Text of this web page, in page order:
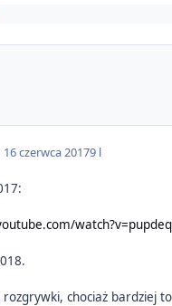
16 czerwca 20179 l
chociaż bardziej